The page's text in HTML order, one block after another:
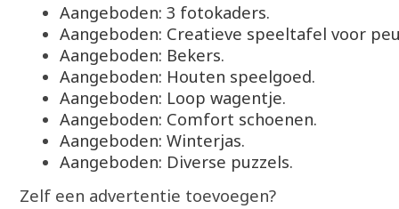
Aangeboden: 3 fotokaders.
Aangeboden: Creatieve speeltafel voor
Aangeboden: Bekers.
Aangeboden: Houten speelgoed.
Aangeboden: Loop wagentje.
Aangeboden: Comfort schoenen.
Aangeboden: Winterjas.
Aangeboden: Diverse puzzels.
Zelf een advertentie toevoegen?